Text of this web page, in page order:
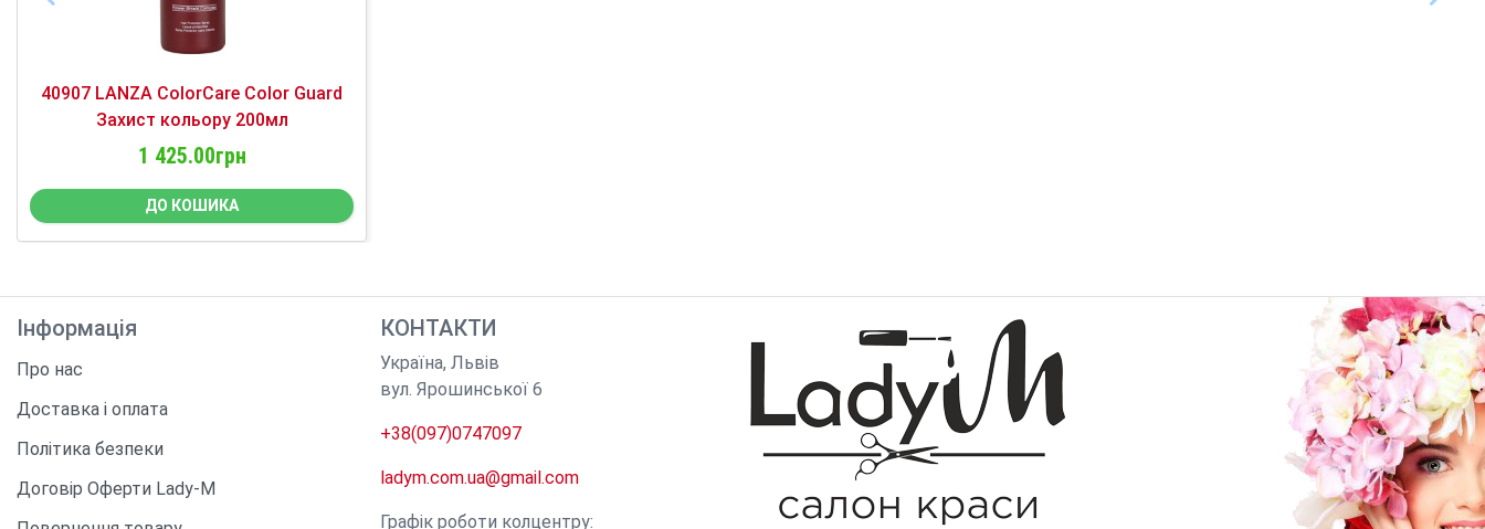
40907 LANZA ColorCare Color Guard
Захист кольору 200мл
1 425.00грн
ДО КОШИКА
Інформація
Про нас
Доставка і оплата
Політика безпеки
Договір Оферти Lady-M
КОНТАКТИ
Україна, Львів
вул. Ярошинської 6
+38(097)0747097
ladym.com.ua@gmail.com
Графік роботи колцентру: